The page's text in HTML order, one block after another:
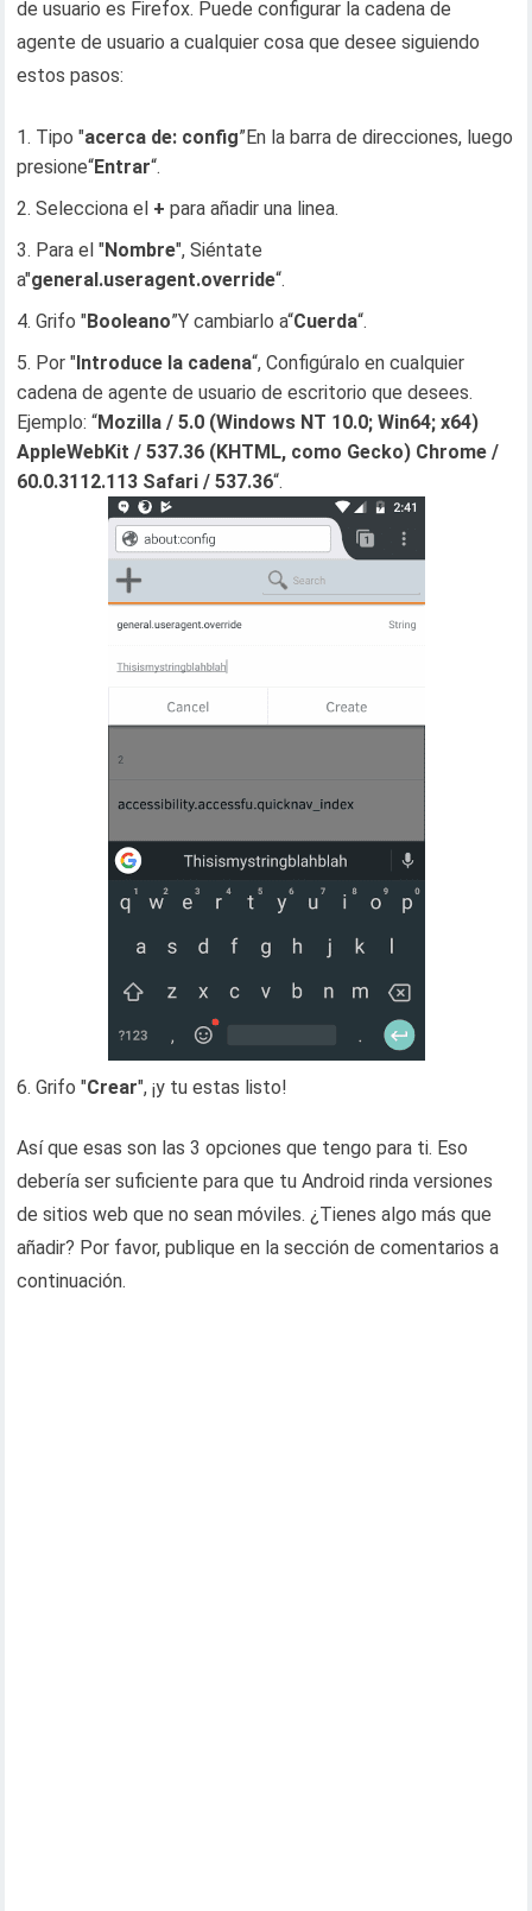
de usuario es Firefox. Puede configurar la cadena de
agente de usuario a cualquier cosa que desee siguiendo
estos pasos:
Tipo "acerca de: config”En la barra de direcciones, luego
presione“Entrar“.
Selecciona el + para añadir una linea.
Para el "Nombre", Siéntate
a"general.useragent.override“.
Grifo "Booleano”Y cambiarlo a“Cuerda“.
Por "Introduce la cadena“, Configúralo en cualquier
cadena de agente de usuario de escritorio que desees.
Ejemplo: “Mozilla / 5.0 (Windows NT 10.0; Win64; x64)
AppleWebKit / 537.36 (KHTML, como Gecko) Chrome /
60.0.3112.113 Safari / 537.36“.
Grifo "Crear", ¡y tu estas listo!
Así que esas son las 3 opciones que tengo para ti. Eso
debería ser suficiente para que tu Android rinda versiones
de sitios web que no sean móviles. ¿Tienes algo más que
añadir? Por favor, publique en la sección de comentarios a
continuación.